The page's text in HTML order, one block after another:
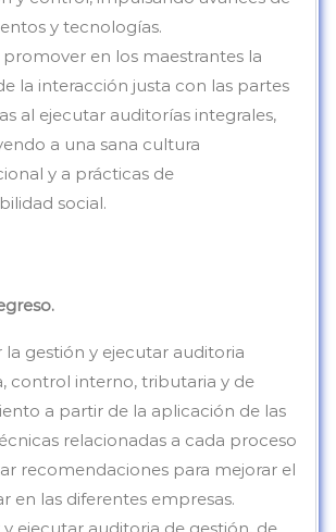
y tecnologías.
promover en los maestrantes la
la interacción justa con las partes
al ejecutar auditorías integrales,
a una sana cultura
y a prácticas de
social.
la gestión y ejecutar auditoria
control interno, tributaria y de
a partir de la aplicación de las
relacionadas a cada proceso
recomendaciones para mejorar el
en las diferentes empresas.